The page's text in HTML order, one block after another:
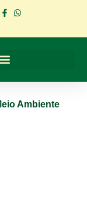
Ambiente